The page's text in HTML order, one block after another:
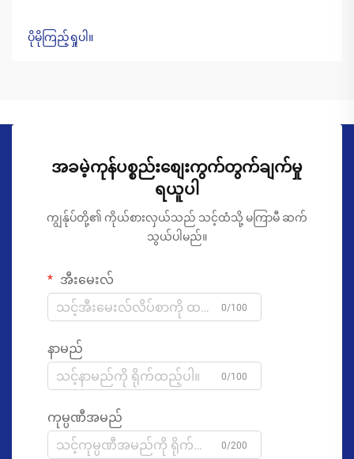
ပိုမိုကြည့်ရှုပါ။
အခမဲ့ကုန်ပစ္စည်းစျေးကွက်တွက်ချက်မှု
ရယူပါ
ကျွန်ုပ်တို့၏ ကိုယ်စားလှယ်သည် သင့်ထံသို့ မကြာမီ ဆက်
သွယ်ပါမည်။
အီးမေးလ်
0/100
နာမည်
0/100
ကုမ္ပဏီအမည်
0/200